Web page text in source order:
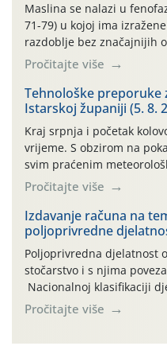
Maslina se nalazi u
71-79) u kojoj ima
razdoblje bez značajnijih
temperature negativno
takvo sušno razdoblje će
temperatura na poluotoku
(min. temp. 19,84°C , max.
Pročitajte više
Tehnološke preporuke
Istarskoj županiji (5. 8.
Kraj srpnja i početak
vrijeme. S obzirom na
svim praćenim
maksimalne vrijednosti od
vizualno, drže. To,
negativan učinak stresa
više godina […]
Pročitajte više
Izdavanje računa na
poljoprivredne
Poljoprivredna djelatnost
stočarstvo i s njima
Nacionalnoj klasifikaciji
skupne 01.1, 01.2, 01.3,
prerade poljoprivrednih
Pročitajte više